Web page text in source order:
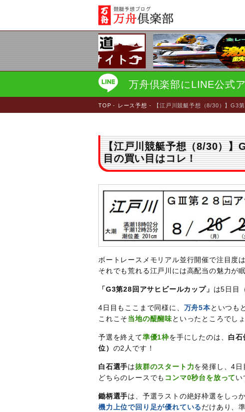
万舟倶楽部にLINE公式
TOP レース予想 【江戸川競艇予想（8/30）】G3
【江戸川競艇予想（8/30）】
目の買い目はコレ！
ボートレースメモリアル並行開催で注目度は
それでも荒れる江戸川には高配当の魅力が眠
「G3第28回アサヒビールカップ」 は5日目
4日目もここまで同様に、 万舟5本といつも
これこそ当地の醍醐味といったところでしょ
予選を終えて準優1枠を手にしたのは、 白石
位） の2人です！
白石選手は抜群のスタート力を発揮し、4
どちらのレースでも コンマ0秒台を放ってい
鋤柄選手は、予選ラストの絶好枠選をしっ
機力上位で回り足が優れているだけあり、